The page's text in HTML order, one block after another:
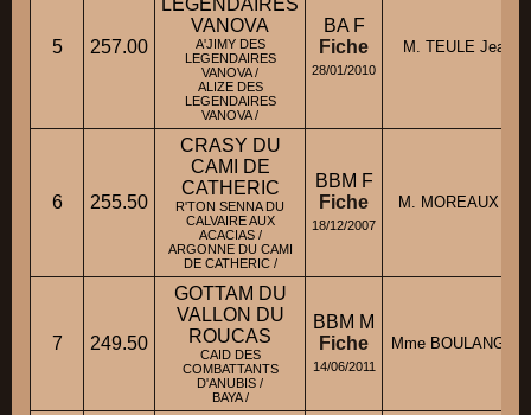
5 257.00
VANOVA
A'JIMY DES
LEGENDAIRES
VANOVA /
ALIZE DES
LEGENDAIRES
VANOVA /
BA F
Fiche
28/01/2010
M. TEULE Jean-
6 255.50
CRASY DU
CAMI DE
CATHERIC
R'TON SENNA DU
CALVAIRE AUX
ACACIAS /
ARGONNE DU CAMI
DE CATHERIC /
BBM F
Fiche
18/12/2007
M. MOREAUX
7 249.50
GOTTAM DU
VALLON DU
ROUCAS
CAID DES
COMBATTANTS
D'ANUBIS /
BAYA /
BBM M
Fiche
14/06/2011
Mme BOULANGER